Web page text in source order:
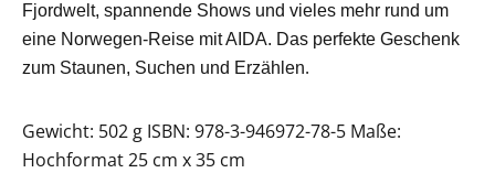
Fjordwelt, spannende Shows und vieles mehr rund um
eine Norwegen-Reise mit AIDA. Das perfekte Geschenk
zum Staunen, Suchen und Erzählen.
Gewicht: 502 g ISBN: 978-3-946972-78-5 Maße:
Hochformat 25 cm x 35 cm